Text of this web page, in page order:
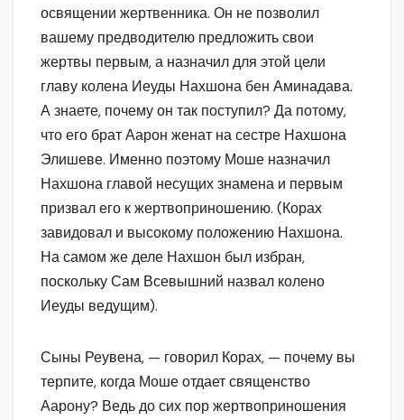
освящении жертвенника. Он не позволил
вашему предводителю предложить свои
жертвы первым, а назначил для этой цели
главу колена Иеуды Нахшона бен Аминадава.
А знаете, почему он так поступил? Да потому,
что его брат Аарон женат на сестре Нахшона
Элишеве. Именно поэтому Моше назначил
Нахшона главой несущих знамена и первым
призвал его к жертвоприношению. (Корах
завидовал и высокому положению Нахшона.
На самом же деле Нахшон был избран,
поскольку Сам Всевышний назвал колено
Иеуды ведущим).
Сыны Реувена, — говорил Корах, — почему вы
терпите, когда Моше отдает священство
Аарону? Ведь до сих пор жертвоприношения